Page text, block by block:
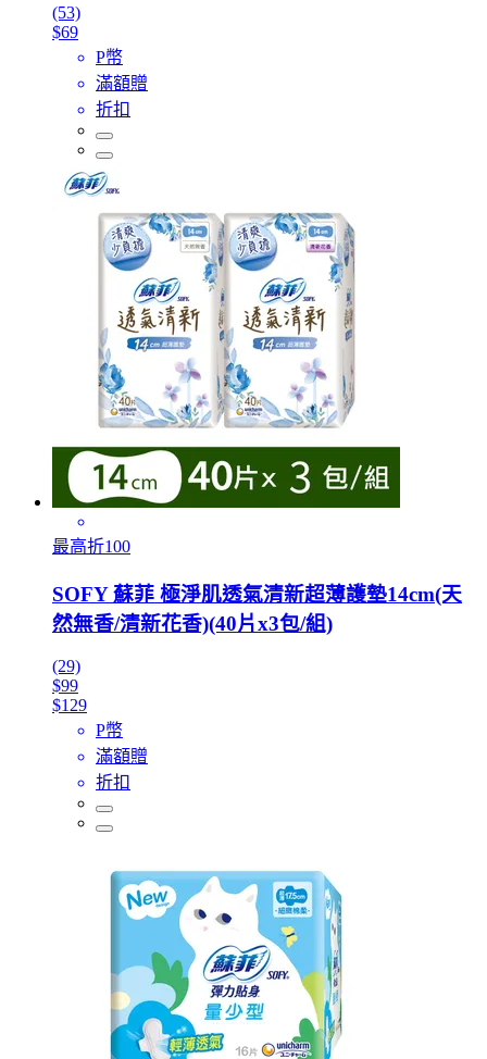
(53)
$69
P幣
滿額贈
折扣
最高折100
SOFY 蘇菲 極淨肌透氣清新超薄護墊14cm(天
然無香/清新花香)(40片x3包/組)
(29)
$99
$129
P幣
滿額贈
折扣